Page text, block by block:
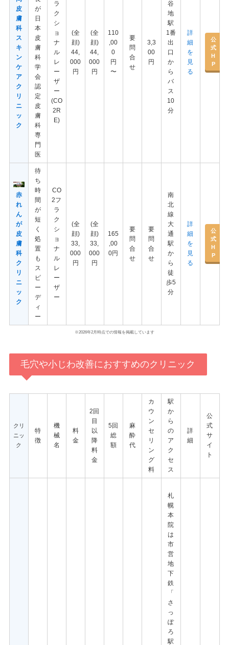
皮
膚
科
ス
キ
ン
ケ
ア
ク
リ
ニ
ッ
ク
が
日
本
皮
膚
科
学
会
認
定
皮
膚
科
専
門
医
ラ
ク
シ
ョ
ナ
ル
レ
ー
ザ
ー
(CO
2R
E)
(全
顔)
44,
000
円
(全
顔)
44,
000
円
110
,00
0
円
〜
要
問
合
せ
3,3
00
円
谷
地
駅
1番
出
口
か
ら
バ
ス
10
分
詳
細
を
見
る
公
式
H
P
赤
れ
ん
が
皮
膚
科
ク
リ
ニ
ッ
ク
待
ち
時
間
が
短
く
処
置
も
ス
ピ
ー
デ
ィ
ー
CO
2フ
ラ
ク
シ
ョ
ナ
ル
レ
ー
ザ
ー
(全
顔)
33,
000
円
(全
顔)
33,
000
円
165
,00
0円
要
問
合
せ
要
問
合
せ
南
北
線
大
通
駅
か
ら
徒
歩5
分
詳
細
を
見
る
公
式
H
P
※2026年2月時点での情報を掲載しています
毛穴や小じわ改善におすすめのクリニック
クリ
ニッ
ク
特
徴
機
械
名
料
金
2回
目
以
降
料
金
5回
総
額
麻
酔
代
カ
ウ
ン
セ
リ
ン
グ
料
駅
か
ら
の
ア
ク
セ
ス
詳
細
公
式
サ
イ
ト
札
幌
本
院
は
市
営
地
下
鉄
「
さ
っ
ぽ
ろ
駅